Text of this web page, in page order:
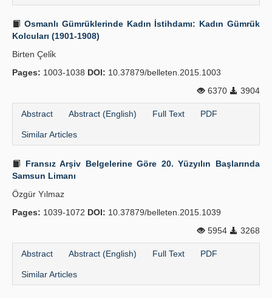
Osmanlı Gümrüklerinde Kadın İstihdamı: Kadın Gümrük
Kolcuları (1901-1908)
Birten Çeli̇k
Pages: 1003-1038 DOI: 10.37879/belleten.2015.1003
6370
3904
Abstract Abstract (English) Full Text PDF
Similar Articles
Fransız Arşiv Belgelerine Göre 20. Yüzyılın Başlarında
Samsun Limanı
Özgür Yılmaz
Pages: 1039-1072 DOI: 10.37879/belleten.2015.1039
5954
3268
Abstract Abstract (English) Full Text PDF
Similar Articles